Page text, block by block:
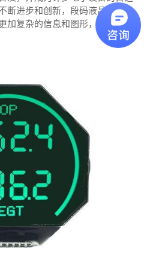
断进步和创新，段码液晶屏将会
加复杂的信息和图形，满足更多